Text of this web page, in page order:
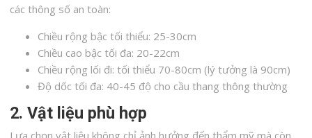
các thông số an toàn:
Chiều rộng bậc tối thiểu: 25-30cm
Chiều cao bậc tối đa: 20-22cm
Chiều rộng lối đi: tối thiểu 70-80cm (lý tưởng là 90cm)
Độ dốc tối đa: 40-45 độ cho cầu thang thông thường
2. Vật liệu phù hợp